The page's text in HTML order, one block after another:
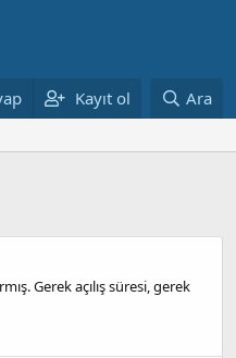
Kayıt ol Ara
Gerek açılış süresi, gerek